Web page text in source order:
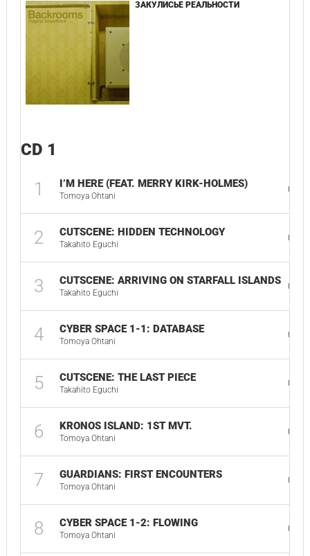
ЗАКУЛИСЬЕ РЕАЛЬНОСТИ
CD 1
1 I’M HERE (FEAT. MERRY KIRK-HOLMES)
Tomoya Ohtani
2 CUTSCENE: HIDDEN TECHNOLOGY
Takahito Eguchi
3 CUTSCENE: ARRIVING ON STARFALL ISLANDS
Takahito Eguchi
4 CYBER SPACE 1-1: DATABASE
Tomoya Ohtani
5 CUTSCENE: THE LAST PIECE
Takahito Eguchi
6 KRONOS ISLAND: 1ST MVT.
Tomoya Ohtani
7 GUARDIANS: FIRST ENCOUNTERS
Tomoya Ohtani
8 CYBER SPACE 1-2: FLOWING
Tomoya Ohtani